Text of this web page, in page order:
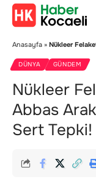
Anasayfa » Nükleer Felaket
DÜNYA GÜNDEM
Nükleer
Abbas
Sert Tepki!